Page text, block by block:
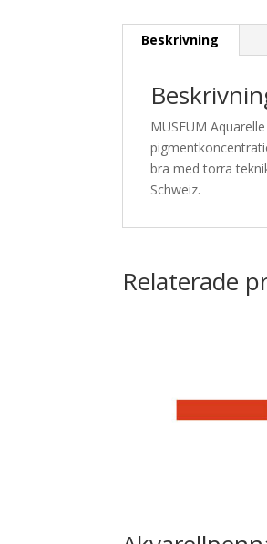
Beskrivning
MUSEUM
bra med torra
Schweiz.
Relaterade